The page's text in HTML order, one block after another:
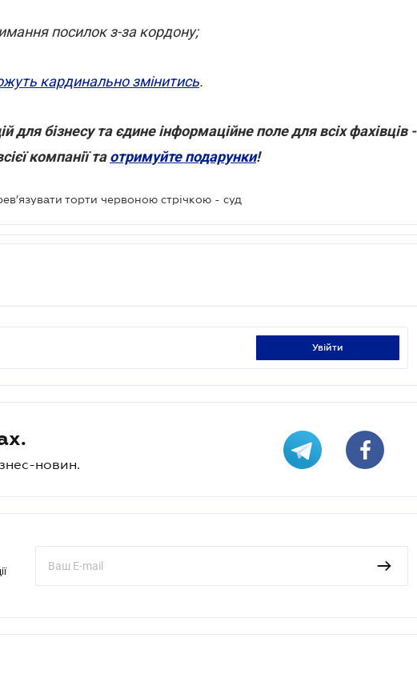
посилок з-за кордону;
кардинально змінитись.
для бізнесу та єдине інформаційне поле для всіх фахівців -
компанії таотримуйте подарунки!
торти червоною стрічкою - суд
увійти
новин.